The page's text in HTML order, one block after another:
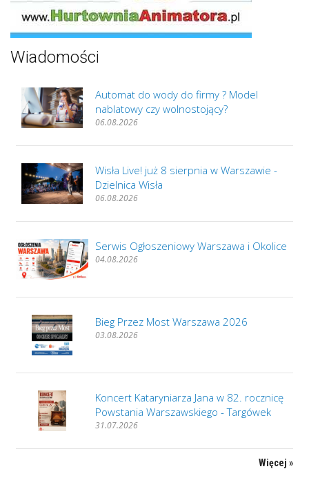
Wiadomości
Automat do wody do firmy ? Model
nablatowy czy wolnostojący?
06.08.2026
Wisła Live! już 8 sierpnia w Warszawie -
Dzielnica Wisła
06.08.2026
Serwis Ogłoszeniowy Warszawa i Okolice
04.08.2026
Bieg Przez Most Warszawa 2026
03.08.2026
Koncert Kataryniarza Jana w 82. rocznicę
Powstania Warszawskiego - Targówek
31.07.2026
Więcej »